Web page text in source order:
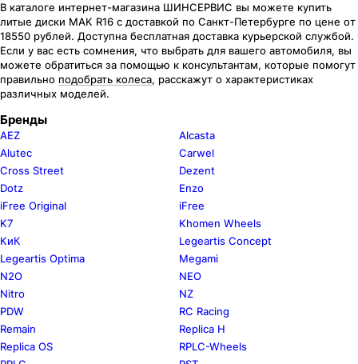
В каталоге интернет-магазина ШИНСЕРВИС вы можете купить
литые диски MAK R16 c доставкой по Санкт-Петербурге по цене от
18550 рублей. Доступна бесплатная доставка курьерской службой.
Если у вас есть сомнения, что выбрать для вашего автомобиля, вы
можете обратиться за помощью к консультантам, которые помогут
правильно подобрать колеса, расскажут о характеристиках
различных моделей.
Бренды
AEZ
Alcasta
Alutec
Carwel
Cross Street
Dezent
Dotz
Enzo
iFree Original
iFree
K7
Khomen Wheels
КиК
Legeartis Concept
Legeartis Optima
Megami
N2O
NEO
Nitro
NZ
PDW
RC Racing
Remain
Replica H
Replica OS
RPLC-Wheels